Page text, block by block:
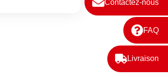
Contactez-nous
FAQ
Livraison